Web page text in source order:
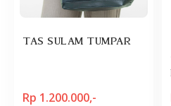
TAS SULAM TUMPAR
Rp 1.200.000,-